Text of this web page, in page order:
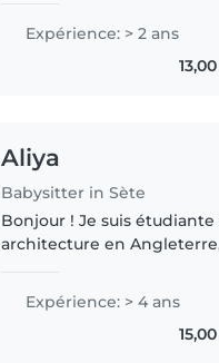
Expérience: > 2 ans
Aliya
Babysitter in Sète
Bonjour ! Je suis étudiante
architecture en
maintenant 4 ans. Étant
de ma famille, j'ai toujours
l'habitude de m'occuper..
Expérience: > 4 ans